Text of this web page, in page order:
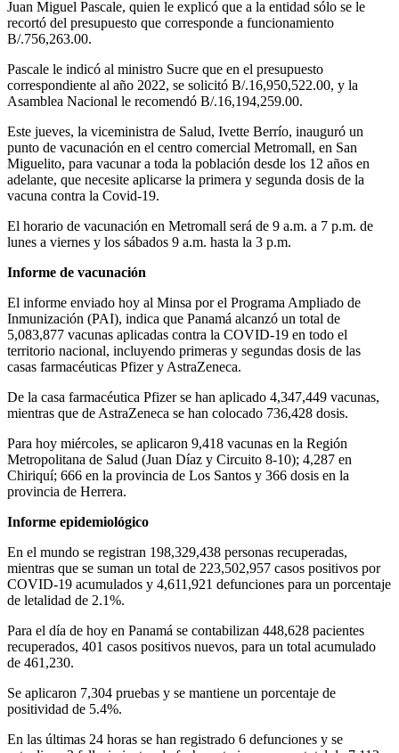
Juan Miguel Pascale, quien le explicó que a la entidad sólo se le
recortó del presupuesto que corresponde a funcionamiento
B/.756,263.00.
Pascale le indicó al ministro Sucre que en el presupuesto
correspondiente al año 2022, se solicitó B/.16,950,522.00, y la
Asamblea Nacional le recomendó B/.16,194,259.00.
Este jueves, la viceministra de Salud, Ivette Berrío, inauguró un
punto de vacunación en el centro comercial Metromall, en San
Miguelito, para vacunar a toda la población desde los 12 años en
adelante, que necesite aplicarse la primera y segunda dosis de la
vacuna contra la Covid-19.
El horario de vacunación en Metromall será de 9 a.m. a 7 p.m. de
lunes a viernes y los sábados 9 a.m. hasta la 3 p.m.
Informe de vacunación
El informe enviado hoy al Minsa por el Programa Ampliado de
Inmunización (PAI), indica que Panamá alcanzó un total de
5,083,877 vacunas aplicadas contra la COVID-19 en todo el
territorio nacional, incluyendo primeras y segundas dosis de las
casas farmacéuticas Pfizer y AstraZeneca.
De la casa farmacéutica Pfizer se han aplicado 4,347,449 vacunas,
mientras que de AstraZeneca se han colocado 736,428 dosis.
Para hoy miércoles, se aplicaron 9,418 vacunas en la Región
Metropolitana de Salud (Juan Díaz y Circuito 8-10); 4,287 en
Chiriquí; 666 en la provincia de Los Santos y 366 dosis en la
provincia de Herrera.
Informe epidemiológico
En el mundo se registran 198,329,438 personas recuperadas,
mientras que se suman un total de 223,502,957 casos positivos por
COVID-19 acumulados y 4,611,921 defunciones para un porcentaje
de letalidad de 2.1%.
Para el día de hoy en Panamá se contabilizan 448,628 pacientes
recuperados, 401 casos positivos nuevos, para un total acumulado
de 461,230.
Se aplicaron 7,304 pruebas y se mantiene un porcentaje de
positividad de 5.4%.
En las últimas 24 horas se han registrado 6 defunciones y se